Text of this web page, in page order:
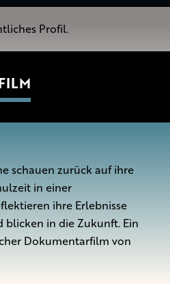
Profil.
schauen zurück auf ihre
in einer
ihre Erlebnisse
blicken in die Zukunft. Ein
Dokumentarfilm von